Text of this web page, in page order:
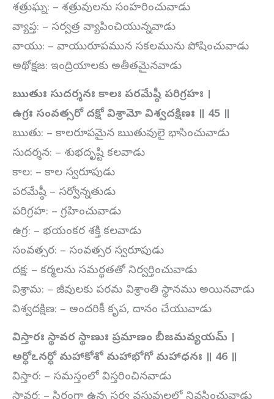
శత్రుఘ్న: – శత్రువులను సంహరించువాడు
వ్యాప్త: – సర్వత్ర వ్యాపించియున్నవాడు
వాయు: – వాయురూపమున సకలమును పోషించువాడు
అథోక్షజ: ఇంద్రియాలకు అతీతమైనవాడు
ఋతుః సుదర్శనః కాలః పరమేష్ఠీ పరిగ్రహః ।
ఉగ్రః సంవత్సరో దక్షో విశ్రామో విశ్వదక్షిణః ॥ 45 ॥
ఋతు: – కాలరూపమైన ఋతువులై భాసించువాడు
సుదర్శన: – శుభదృష్టి కలవాడు
కాల: – కాల స్వరూపుడు
పరమేష్ఠీ – సర్వోన్నతుడు
పరిగ్రహ: – గ్రహించువాడు
ఉగ్ర: – భయంకర శక్తి కలవాడు
సంవత్సర: – సంవత్సర స్వరూపుడు
దక్ష: – కర్మలను సమర్థతతో నిర్వర్తించువాడు
విశ్రామ: – జీవులకు పరమ విశ్రాంతి స్థానము అయినవాడు
విశ్వదక్షిణ: – అందరికీ కృప, దానం చేయువాడు
విస్తారః స్థావర స్థాణుః ప్రమాణం బీజమవ్యయమ్ ।
అర్థోఽనర్థో మహాకోశో మహాభోగో మహాధనః ॥ 46 ॥
విస్తార: – సమస్తంలో విస్తరించినవాడు